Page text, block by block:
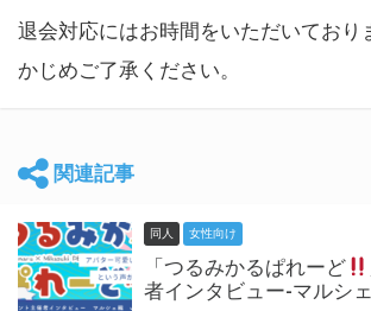
退会対応にはお時間をいただいており
かじめご了承ください。
関連記事
同人 女性向け
「つるみかるぱれーど
者インタビュー-マルシ